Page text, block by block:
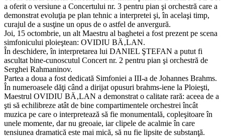
a oferit o versiune a Concertului nr. 3 pentru pian şi orchestră care a
demonstrat evoluţia pe plan tehnic a interpretei şi, în acelaşi timp,
curajul de a susţine un opus de o astfel de anvergură.
Joi, 15 octombrie, un alt Maestru al baghetei a fost prezent pe scena
simfonicului ploieştean: OVIDIU BÄ‚LAN.
În deschidere, în interpretarea lui DANIEL ŞTEFAN a putut fi
ascultat bine-cunoscutul Concert nr. 2 pentru pian şi orchestră de
Serghei Rahmaninov.
Partea a doua a fost dedicată Simfoniei a III-a de Johannes Brahms.
În numeroasele dăţi când a dirijat opusuri brahms-iene la Ploieşti,
Maestrul OVIDIU BÄ‚LAN a demonstrat o calitate rară: aceea de a
şti să echilibreze atât de bine compartimentele orchestrei încât
muzica pe care o interpretează să fie monumentală, copleşitoare în
unele momente, dar nu greoaie, iar clipele de acalmie în care
tensiunea dramatică este mai mică, să nu fie lipsite de substanţă.